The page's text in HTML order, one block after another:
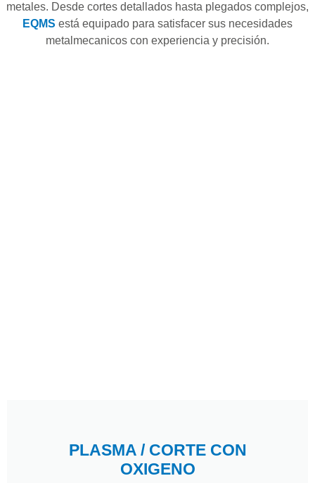
metales. Desde cortes detallados hasta plegados complejos,
EQMS está equipado para satisfacer sus necesidades
metalmecanicos con experiencia y precisión.
PLASMA / CORTE CON
OXIGENO